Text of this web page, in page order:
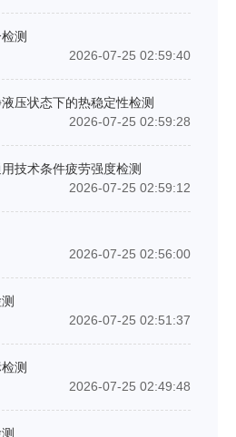
测
2026-07-25 02:59:40
压状态下的热稳定性检测
2026-07-25 02:59:28
技术条件疲劳强度检测
2026-07-25 02:59:12
2026-07-25 02:56:00
2026-07-25 02:51:37
测
2026-07-25 02:49:48